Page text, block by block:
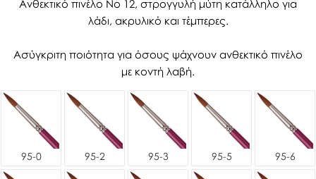
Ανθεκτικό πινέλο Νο 12, στρογγυλή μύτη κατάλληλο για
λάδι, ακρυλικό και τέμπερες.
Ασύγκριτη ποιότητα για όσους ψάχνουν ανθεκτικό πινέλο
με κοντή λαβή.
95-0 95-2 95-3 95-5 95-6